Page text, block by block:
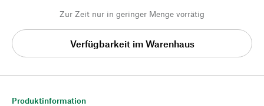
Zur Zeit nur in geringer Menge vorrätig
Verfügbarkeit im Warenhaus
Produktinformation